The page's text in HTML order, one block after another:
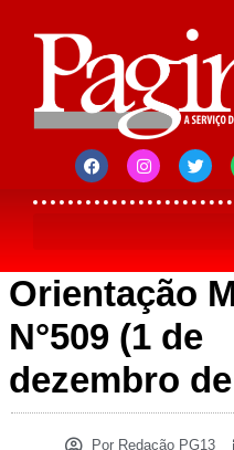
Orientação
N°509 (1 de
dezembro
PorRedação PG13